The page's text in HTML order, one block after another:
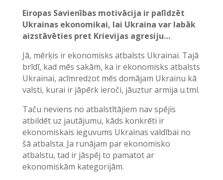
Eiropas Savienības motivācija ir palīdzēt
Ukrainas ekonomikai, lai Ukraina var labāk
aizstāvēties pret Krievijas agresiju…
Jā, mērķis ir ekonomisks atbalsts Ukrainai. Tajā
brīdī, kad mēs sakām, ka ir ekonomisks atbalsts
Ukrainai, acīmredzot mēs domājam Ukrainu kā
valsti, kurai ir jāpērk ieroči, jāuztur armija u.tml.
Taču neviens no atbalstītājiem nav spējis
atbildēt uz jautājumu, kāds konkrēti ir
ekonomiskais ieguvums Ukrainas valdībai no
šā atbalsta. Ja runājam par ekonomisko
atbalstu, tad ir jāspēj to pamatot ar
ekonomiskām kategorijām.